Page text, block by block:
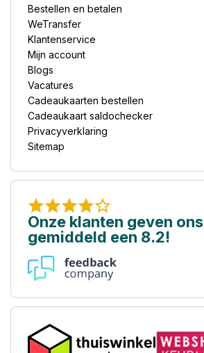
Bestellen en betalen
WeTransfer
Klantenservice
Mijn account
Blogs
Vacatures
Cadeaukaarten bestellen
Cadeaukaart saldochecker
Privacyverklaring
Sitemap
Onze klanten geven ons
gemiddeld een 8.2!